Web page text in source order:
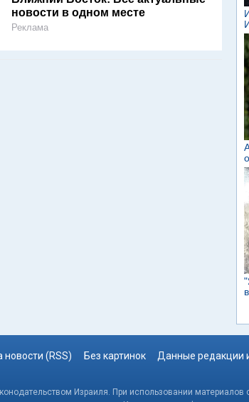
новости в одном месте
Реклама
новости (RSS) Без картинок Данные редакции
Израиля. При использовании материалов